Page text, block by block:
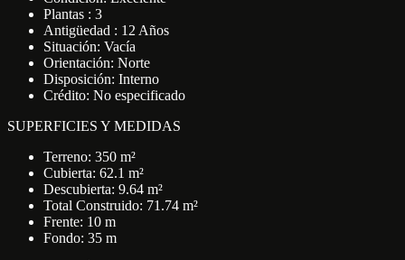
Plantas : 3
Antigüedad : 12 Años
Situación: Vacía
Orientación: Norte
Disposición: Interno
Crédito: No especificado
SUPERFICIES Y MEDIDAS
Terreno: 350 m²
Cubierta: 62.1 m²
Descubierta: 9.64 m²
Total Construido: 71.74 m²
Frente: 10 m
Fondo: 35 m